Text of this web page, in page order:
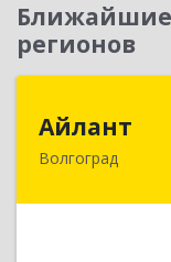
Ближайшие
регионов
Айлант
Волгоград
400001,